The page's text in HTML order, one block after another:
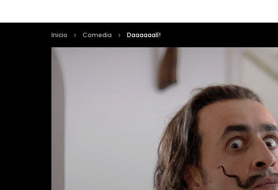
Inicio Comedia Daaaaaalí!